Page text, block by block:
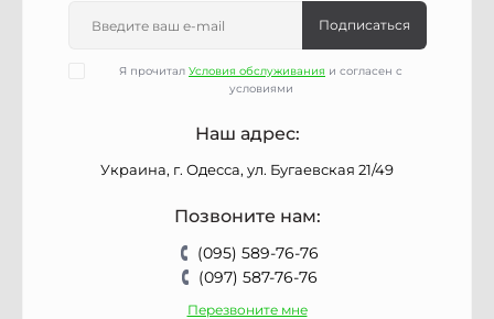
Подписаться
Я прочитал Условия обслуживания и согласен с
условиями
Наш адрес:
Украина, г. Одесса, ул. Бугаевская 21/49
Позвоните нам:
(095) 589-76-76
(097) 587-76-76
Перезвоните мне